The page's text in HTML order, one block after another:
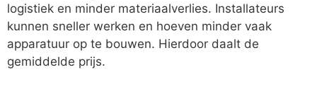
logistiek en minder materiaalverlies. Installateurs
kunnen sneller werken en hoeven minder vaak
apparatuur op te bouwen. Hierdoor daalt de
gemiddelde prijs.